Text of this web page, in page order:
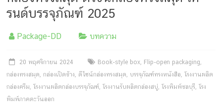
รนด์บรรจุภัณฑ์ 2025
Package-DD บทความ
20 พฤศจิกายน 2024 Book-style box, Flip-open packaging,
กล่องทรงสมุด,กล่องเปิดข้าง, ดีไซน์กล่องทรงสมุด, บรรจุภัณฑ์ทรงหนังสือ,โรงงานผลิต
กล่องครีม,โรงงานผลิตกล่องบรรจุภัณฑ์,โรงงานรับผลิตกล่องสบู่,โรงพิมพ์ชลบุรี,โรง
พิมพ์ภาคตะวันออก